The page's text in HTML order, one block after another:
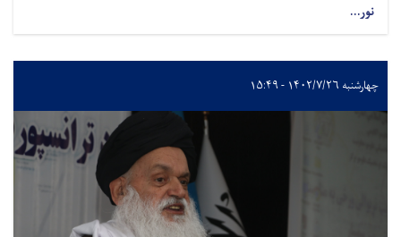
نور...
چهارشنبه ۱۴۰۲/۷/۲۶ - ۱۵:۴۹